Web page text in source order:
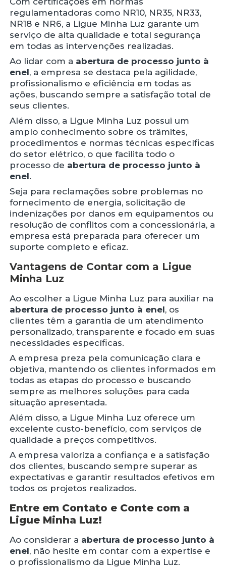
regulamentadoras como NR10, NR35, NR33,
NR18 e NR6, a Ligue Minha Luz garante um
serviço de alta qualidade e total segurança
em todas as intervenções realizadas.
Ao lidar com a abertura de processo junto à
enel, a empresa se destaca pela agilidade,
profissionalismo e eficiência em todas as
ações, buscando sempre a satisfação total de
seus clientes.
Além disso, a Ligue Minha Luz possui um
amplo conhecimento sobre os trâmites,
procedimentos e normas técnicas específicas
do setor elétrico, o que facilita todo o
processo de abertura de processo junto à
enel.
Seja para reclamações sobre problemas no
fornecimento de energia, solicitação de
indenizações por danos em equipamentos ou
resolução de conflitos com a concessionária, a
empresa está preparada para oferecer um
suporte completo e eficaz.
Vantagens de Contar com a Ligue
Minha Luz
Ao escolher a Ligue Minha Luz para auxiliar na
abertura de processo junto à enel, os
clientes têm a garantia de um atendimento
personalizado, transparente e focado em suas
necessidades específicas.
A empresa preza pela comunicação clara e
objetiva, mantendo os clientes informados em
todas as etapas do processo e buscando
sempre as melhores soluções para cada
situação apresentada.
Além disso, a Ligue Minha Luz oferece um
excelente custo-benefício, com serviços de
qualidade a preços competitivos.
A empresa valoriza a confiança e a satisfação
dos clientes, buscando sempre superar as
expectativas e garantir resultados efetivos em
todos os projetos realizados.
Entre em Contato e Conte com a
Ligue Minha Luz!
Ao considerar a abertura de processo junto à
enel, não hesite em contar com a expertise e
o profissionalismo da Ligue Minha Luz.